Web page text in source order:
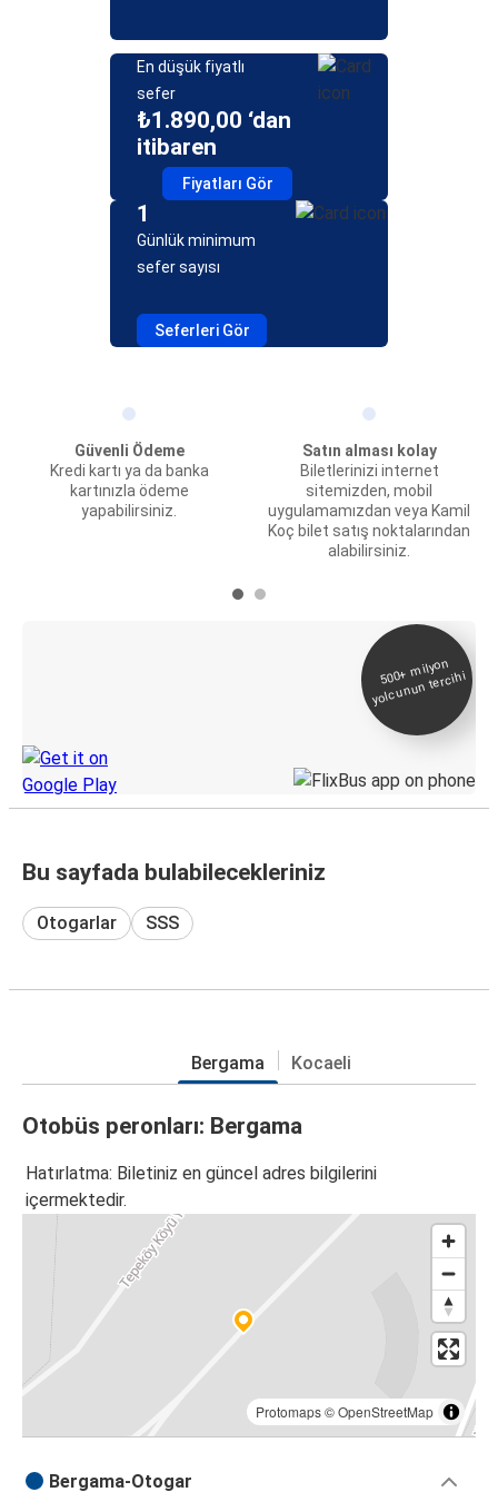
En düşük fiyatlı
sefer
₺1.890,00 ‘dan
itibaren
Fiyatları Gör
1
Günlük minimum
sefer sayısı
Seferleri Gör
Güvenli Ödeme
Kredi kartı ya da banka
kartınızla ödeme
yapabilirsiniz.
Satın alması kolay
Biletlerinizi internet
sitemizden, mobil
uygulamamızdan veya Kamil
Koç bilet satış noktalarından
alabilirsiniz.
500+
milyon
yolcunun tercihi
Bu sayfada bulabilecekleriniz
Otogarlar SSS
Bergama Kocaeli
Otobüs peronları: Bergama
Hatırlatma: Biletiniz en güncel adres bilgilerini
içermektedir.
Protomaps©OpenStreetMap
Bergama-Otogar